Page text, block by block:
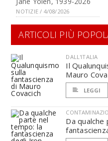
NOTIZIE / 4/08/2026
ARTICOLI PIÙ
DALL'ITALIA
Il
Mauro
LEGGI
Da